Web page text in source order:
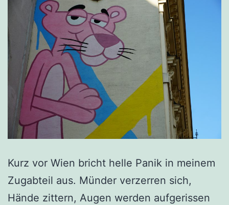
Kurz vor Wien bricht helle Panik in meinem
Zugabteil aus. Münder verzerren sich,
Hände zittern, Augen werden aufgerissen